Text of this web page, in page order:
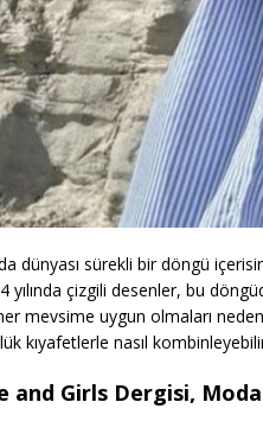
dünyası sürekli bir döngü
yılında çizgili desenler, bu
mevsime uygun olmaları
kıyafetlerle nasıl
and Girls Dergisi,